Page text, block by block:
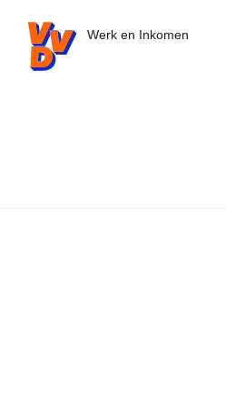
VVD.nl - Ga naar de homepage
Werk en Inkomen